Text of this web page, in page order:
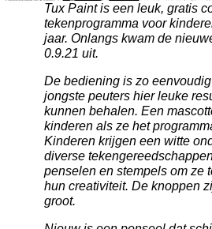
Tux Paint is een leuk, gratis
tekenprogramma voor
jaar. Onlangs kwam de
0.9.21 uit.
De bediening is zo
jongste peuters hier leuke
kunnen behalen. Een
kinderen als ze het
Kinderen krijgen een witte
diverse
penselen en stempels om ze
hun creativiteit. De knoppen
groot.